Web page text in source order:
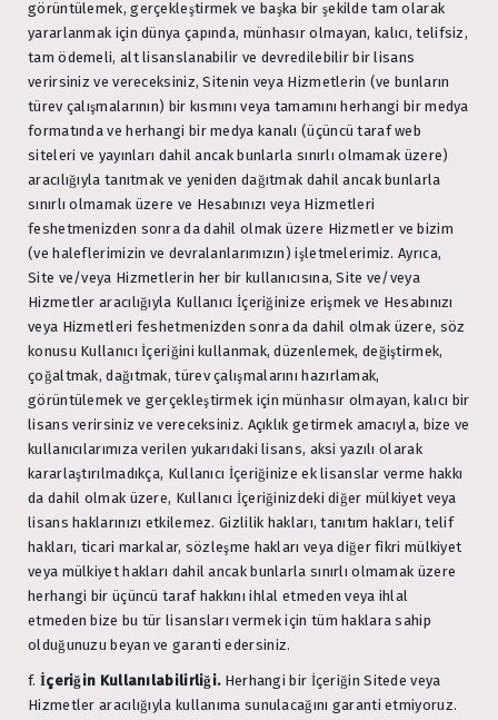
görüntülemek, gerçekleştirmek ve başka bir şekilde tam olarak
yararlanmak için dünya çapında, münhasır olmayan, kalıcı, telifsiz,
tam ödemeli, alt lisanslanabilir ve devredilebilir bir lisans
verirsiniz ve vereceksiniz, Sitenin veya Hizmetlerin (ve bunların
türev çalışmalarının) bir kısmını veya tamamını herhangi bir medya
formatında ve herhangi bir medya kanalı (üçüncü taraf web
siteleri ve yayınları dahil ancak bunlarla sınırlı olmamak üzere)
aracılığıyla tanıtmak ve yeniden dağıtmak dahil ancak bunlarla
sınırlı olmamak üzere ve Hesabınızı veya Hizmetleri
feshetmenizden sonra da dahil olmak üzere Hizmetler ve bizim
(ve haleflerimizin ve devralanlarımızın) işletmelerimiz. Ayrıca,
Site ve/veya Hizmetlerin her bir kullanıcısına, Site ve/veya
Hizmetler aracılığıyla Kullanıcı İçeriğinize erişmek ve Hesabınızı
veya Hizmetleri feshetmenizden sonra da dahil olmak üzere, söz
konusu Kullanıcı İçeriğini kullanmak, düzenlemek, değiştirmek,
çoğaltmak, dağıtmak, türev çalışmalarını hazırlamak,
görüntülemek ve gerçekleştirmek için münhasır olmayan, kalıcı bir
lisans verirsiniz ve vereceksiniz. Açıklık getirmek amacıyla, bize ve
kullanıcılarımıza verilen yukarıdaki lisans, aksi yazılı olarak
kararlaştırılmadıkça, Kullanıcı İçeriğinize ek lisanslar verme hakkı
da dahil olmak üzere, Kullanıcı İçeriğinizdeki diğer mülkiyet veya
lisans haklarınızı etkilemez. Gizlilik hakları, tanıtım hakları, telif
hakları, ticari markalar, sözleşme hakları veya diğer fikri mülkiyet
veya mülkiyet hakları dahil ancak bunlarla sınırlı olmamak üzere
herhangi bir üçüncü taraf hakkını ihlal etmeden veya ihlal
etmeden bize bu tür lisansları vermek için tüm haklara sahip
olduğunuzu beyan ve garanti edersiniz.
f. İçeriğin Kullanılabilirliği.Herhangi bir İçeriğin Sitede veya
Hizmetler aracılığıyla kullanıma sunulacağını garanti etmiyoruz.